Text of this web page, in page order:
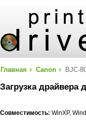
Главная Canon BJC-
Загрузка драйвера
Совместимость: WinXP,